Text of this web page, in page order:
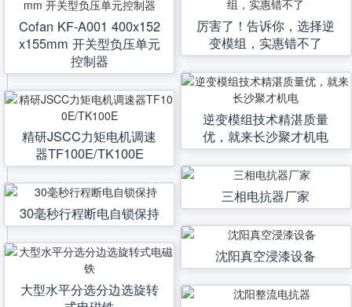
Cofan KF-A001 400x152
x155mm 开关型负压单元
控制器
精研JSCC力矩电机调速
器TF100E/TK100E
30毫秒行程断电自锁保持
大型水平分选分边选旋转
厉害了！告诉你，选择逆
变模组，实惠错不了
逆变模组技术精湛质量
优，就来长沙聚才机电
三相电抗器厂家
沈阳真空浸漆设备